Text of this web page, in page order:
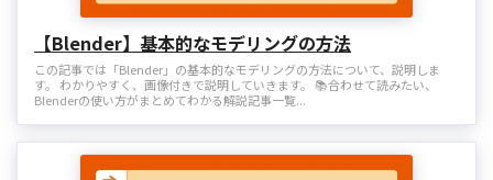
【Blender】基本的なモデリングの方法
この記事では「Blender」の基本的なモデリングの方法について、説明しま
す。 わかりやすく、画像付きで説明していきます。 📚合わせて読みたい、
Blenderの使い方がまとめてわかる解説記事一覧...